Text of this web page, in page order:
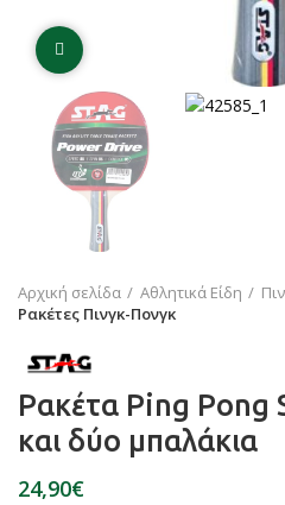
Αρχική σελίδα Αθλητικά Είδη
Ρακέτες Πινγκ-Πονγκ
Ρακέτα Ping Pong
και δύο μπαλάκια
€